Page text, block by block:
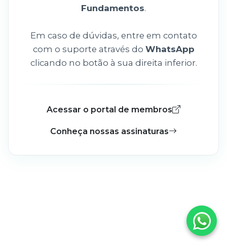
Fundamentos.
Em caso de dúvidas, entre em contato
com o suporte através do WhatsApp
clicando no botão à sua direita inferior.
Acessar o portal de membros
Conheça nossas assinaturas